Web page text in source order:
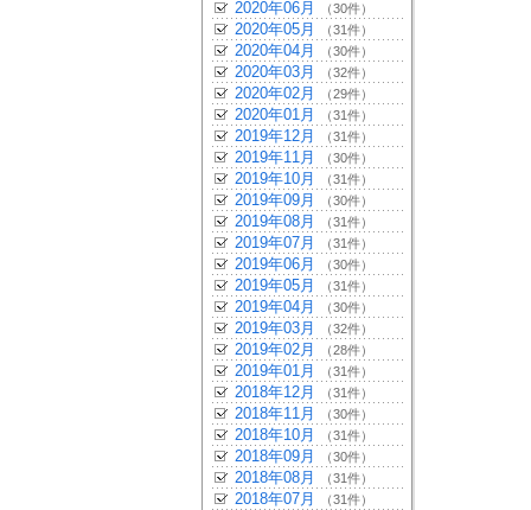
2020年06月 （30件）
2020年05月 （31件）
2020年04月 （30件）
2020年03月 （32件）
2020年02月 （29件）
2020年01月 （31件）
2019年12月 （31件）
2019年11月 （30件）
2019年10月 （31件）
2019年09月 （30件）
2019年08月 （31件）
2019年07月 （31件）
2019年06月 （30件）
2019年05月 （31件）
2019年04月 （30件）
2019年03月 （32件）
2019年02月 （28件）
2019年01月 （31件）
2018年12月 （31件）
2018年11月 （30件）
2018年10月 （31件）
2018年09月 （30件）
2018年08月 （31件）
2018年07月 （31件）